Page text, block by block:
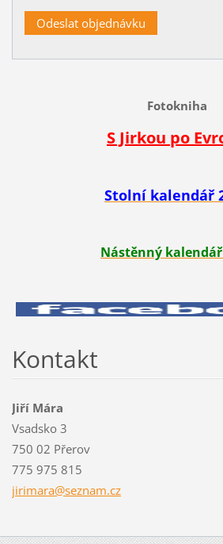
Fotokniha
S Jirkou po
Stolní kalendář
Nástěnný kalendář
Kontakt
Jiří Mára
Vsadsko 3
750 02 Přerov
775 975 815
jirimara@seznam.cz